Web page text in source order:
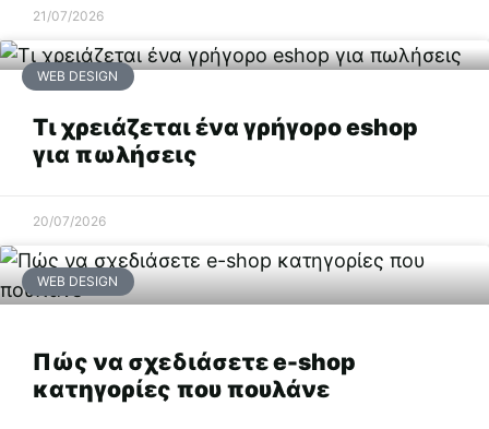
21/07/2026
WEB DESIGN
Τι χρειάζεται ένα γρήγορο eshop
για πωλήσεις
20/07/2026
WEB DESIGN
Πώς να σχεδιάσετε e-shop
κατηγορίες που πουλάνε